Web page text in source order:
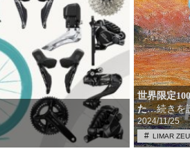
世界限定
た…続きを
2024/11/25
LIMAR